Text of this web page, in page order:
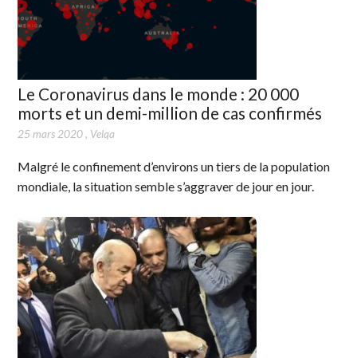
Le Coronavirus dans le monde : 20 000
morts et un demi-million de cas confirmés
25 mars 2020, Velqa
Malgré le confinement d’environs un tiers de la population
mondiale, la situation semble s’aggraver de jour en jour.